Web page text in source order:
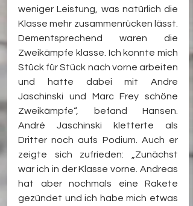
weniger Leistung, was natürlich die
Klasse mehr zusammenrücken lässt.
Dementsprechend waren die
Zweikämpfe klasse. Ich konnte mich
Stück für Stück nach vorne arbeiten
und hatte dabei mit Andre
Jaschinski und Marc Frey schöne
Zweikämpfe“, befand Hansen.
André Jaschinski kletterte als
Dritter noch aufs Podium. Auch er
zeigte sich zufrieden: „Zunächst
war ich in der Klasse vorne. Andreas
hat aber nochmals eine Rakete
gezündet und ich habe mich etwas